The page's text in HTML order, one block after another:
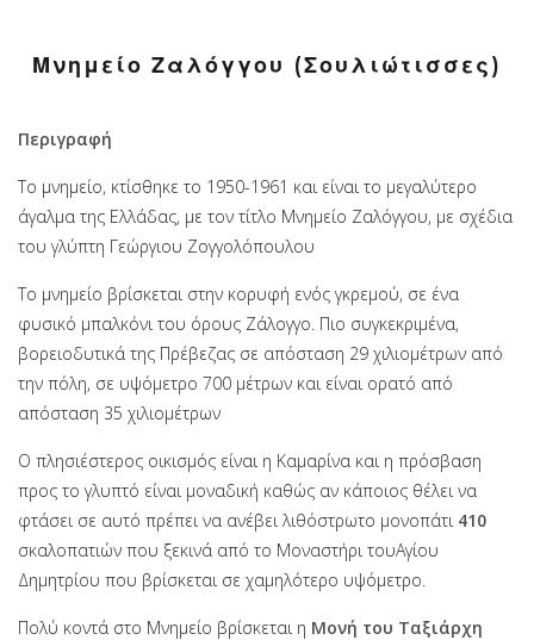
Μνημείο Ζαλόγγου (Σουλιώτισσες)
Περιγραφή
Το μνημείο, κτίσθηκε το 1950-1961 και είναι το μεγαλύτερο
άγαλμα της Ελλάδας, με τον τίτλο Μνημείο Ζαλόγγου, με σχέδια
του γλύπτη Γεώργιου Ζογγολόπουλου
Το μνημείο βρίσκεται στην κορυφή ενός γκρεμού, σε ένα
φυσικό μπαλκόνι του όρους Ζάλογγο. Πιο συγκεκριμένα,
βορειοδυτικά της Πρέβεζας σε απόσταση 29 χιλιομέτρων από
την πόλη, σε υψόμετρο 700 μέτρων και είναι ορατό από
απόσταση 35 χιλιομέτρων
Ο πλησιέστερος οικισμός είναι η Καμαρίνα και η πρόσβαση
προς το γλυπτό είναι μοναδική καθώς αν κάποιος θέλει να
φτάσει σε αυτό πρέπει να ανέβει λιθόστρωτο μονοπάτι 410
σκαλοπατιών που ξεκινά από το Μοναστήρι τουΑγίου
Δημητρίου που βρίσκεται σε χαμηλότερο υψόμετρο.
Πολύ κοντά στο Μνημείο βρίσκεται η Μονή του Ταξιάρχη